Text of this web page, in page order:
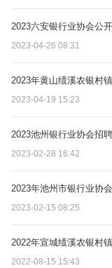
2023六安银行业协会公
2023-04-26 08:31
2023年黄山绩溪农银村
2023-04-19 15:23
2023池州银行业协会招
2023-02-28 16:42
2023年池州市银行业协
2023-02-15 08:25
2022年宣城绩溪农银村
2022-08-15 15:43